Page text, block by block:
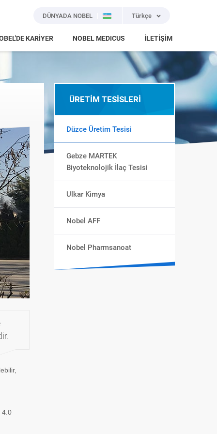
DÜNYADA NOBEL Türkçe
KARİYER NOBEL MEDICUS İLETİŞİM
4.0
ÜRETİM TESİSLERİ
Düzce Üretim Tesisi
Gebze MARTEK
Biyoteknolojik İlaç Tesisi
Ulkar Kimya
Nobel AFF
Nobel Pharmsanoat